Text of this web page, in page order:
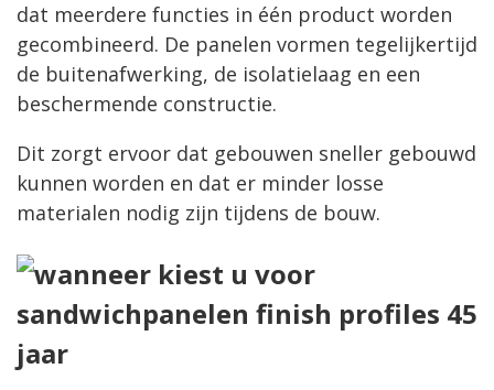
dat meerdere functies in één product worden
gecombineerd. De panelen vormen tegelijkertijd
de buitenafwerking, de isolatielaag en een
beschermende constructie.
Dit zorgt ervoor dat gebouwen sneller gebouwd
kunnen worden en dat er minder losse
materialen nodig zijn tijdens de bouw.